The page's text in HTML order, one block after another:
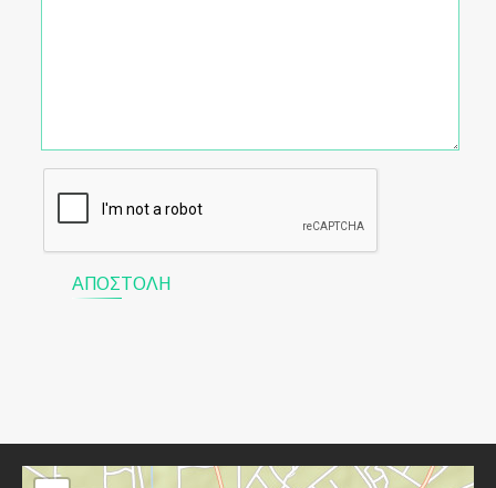
ΑΠΟΣΤΟΛΉ